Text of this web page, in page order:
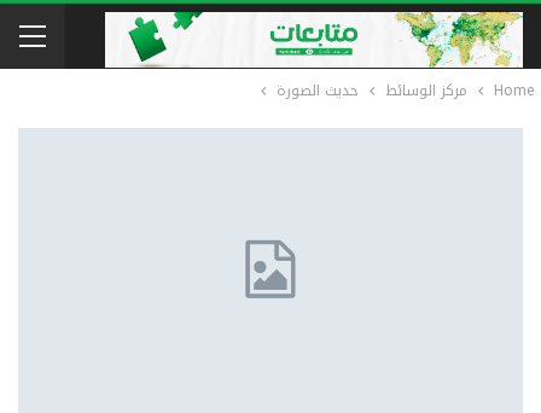
Home مركز الوسائط حديث الصورة